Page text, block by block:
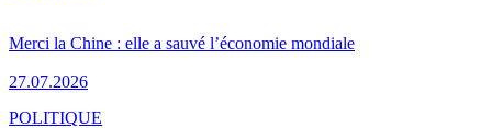
Merci la Chine : elle a sauvé l’économie mondiale
27.07.2026
POLITIQUE